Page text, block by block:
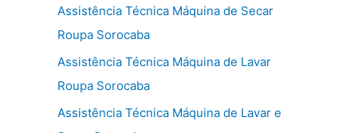
Assistência Técnica Máquina de Secar
Roupa Sorocaba
Assistência Técnica Máquina de Lavar
Roupa Sorocaba
Assistência Técnica Máquina de Lavar e